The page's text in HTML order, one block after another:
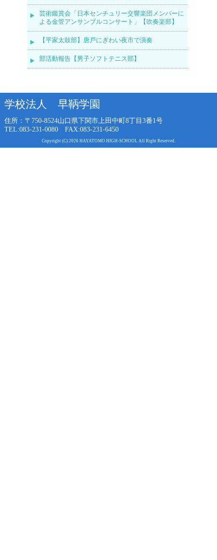
芸術鑑賞会「日本センチュリー交響楽団メンバーに
よる金管アンサンブルコンサート」【吹奏楽部】
【平家太鼓部】唐戸にぎわい夜市で演奏
部活動報告【男子ソフトテニス部】
学校法人 早鞆学園
住所：〒750-8524山口県下関市上田中町8丁目3番1号
TEL:083-231-0080 FAX:083-231-6450
Copyright (C) 2026 HAYATOMO HIGH-SCHOOL All Right Reserved.